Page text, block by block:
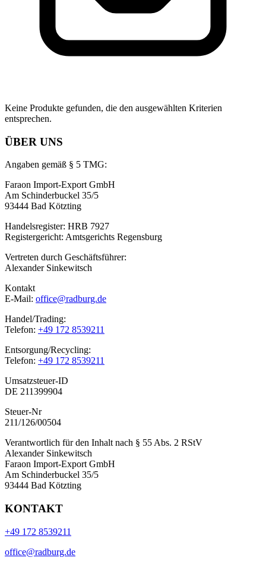
Keine Produkte gefunden, die den ausgewählten Kriterien
entsprechen.
ÜBER UNS
Angaben gemäß § 5 TMG:
Faraon Import-Export GmbH
Am Schinderbuckel 35/5
93444 Bad Kötzting
Handelsregister: HRB 7927
Registergericht: Amtsgerichts Regensburg
Vertreten durch Geschäftsführer:
Alexander Sinkewitsch
Kontakt
E-Mail: office@radburg.de
Handel/Trading:
Telefon: +49 172 8539211
Entsorgung/Recycling:
Telefon: +49 172 8539211
Umsatzsteuer-ID
DE 211399904
Steuer-Nr
211/126/00504
Verantwortlich für den Inhalt nach § 55 Abs. 2 RStV
Alexander Sinkewitsch
Faraon Import-Export GmbH
Am Schinderbuckel 35/5
93444 Bad Kötzting
KONTAKT
+49 172 8539211
office@radburg.de